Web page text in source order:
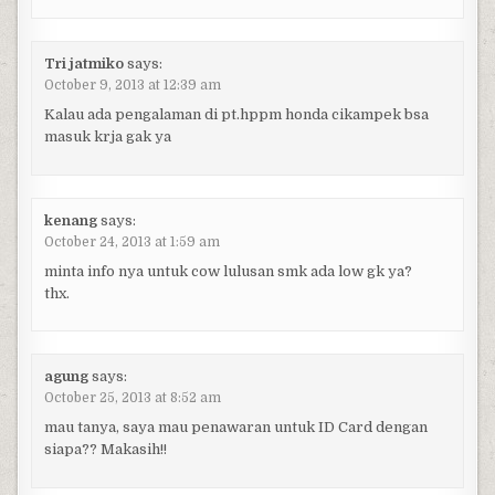
Tri jatmiko says:
October 9, 2013 at 12:39 am
Kalau ada pengalaman di pt.hppm honda cikampek bsa
masuk krja gak ya
kenang says:
October 24, 2013 at 1:59 am
minta info nya untuk cow lulusan smk ada low gk ya?
thx.
agung says:
October 25, 2013 at 8:52 am
mau tanya, saya mau penawaran untuk ID Card dengan
siapa?? Makasih!!